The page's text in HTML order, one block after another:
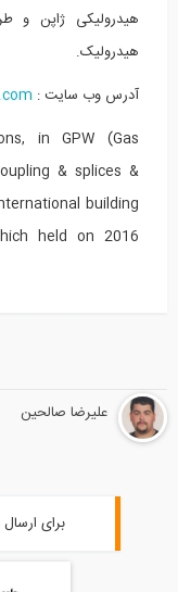
04:53
12:43
12:11
22
هیدرولیکی ژاپن و
هیدرولیک.
آدرس وب سایت :
in GPW (Gas
& splices &
building
held on 2016
علیرضا صالحین
برای